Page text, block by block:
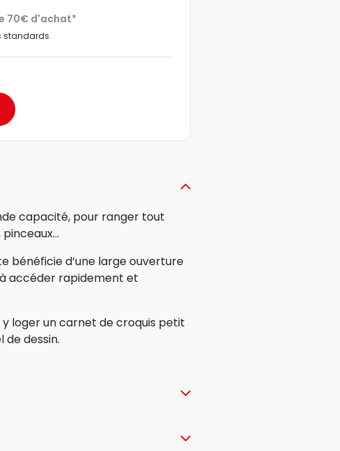
70€ d'achat*
standards
capacité, pour ranger tout
bénéficie d’une large ouverture
accéder rapidement et
loger un carnet de croquis petit
dessin.